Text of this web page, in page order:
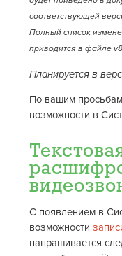
соответствующей
Полный список
приводится в файле
Планируется в
По вашим
возможности в
С появлением в
возможности
напрашивается